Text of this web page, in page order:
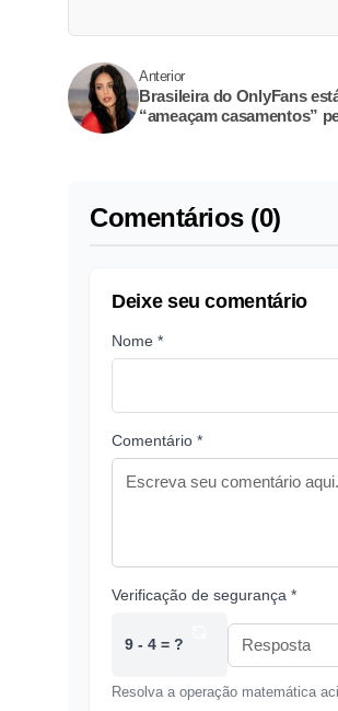
Anterior
Brasileira do OnlyFans
“ameaçam casamentos”
Comentários (0)
Deixe seu comentário
Nome *
Comentário *
Verificação de segurança *
9 - 4 = ?
Resolva a operação matemática